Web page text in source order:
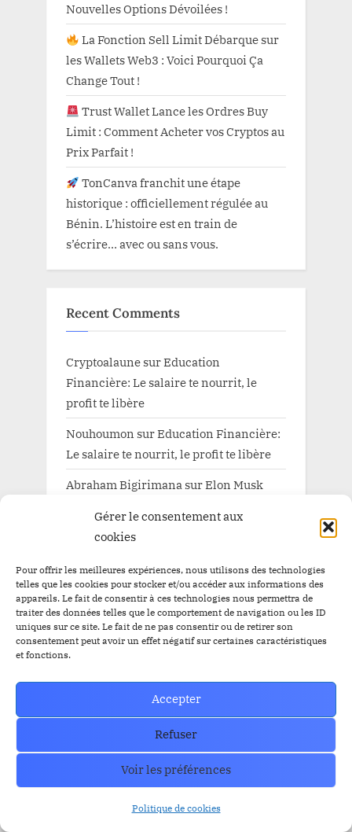
Gérer le consentement aux
cookies
Pour offrir les meilleures expériences, nous utilisons des technologies
telles que les cookies pour stocker et/ou accéder aux informations des
appareils. Le fait de consentir à ces technologies nous permettra de
traiter des données telles que le comportement de navigation ou les ID
uniques sur ce site. Le fait de ne pas consentir ou de retirer son
consentement peut avoir un effet négatif sur certaines caractéristiques
et fonctions.
Accepter
Refuser
Voir les préférences
Politique de cookies
Nouvelles Options Dévoilées !
La Fonction Sell Limit Débarque sur
les Wallets Web3 : Voici Pourquoi Ça
Change Tout !
Trust Wallet Lance les Ordres Buy
Limit : Comment Acheter vos Cryptos au
Prix Parfait !
TonCanva franchit une étape
historique : officiellement régulée au
Bénin. L’histoire est en train de
s’écrire… avec ou sans vous.
Recent Comments
Cryptoalaune surEducation
Financière: Le salaire te nourrit, le
profit te libère
Nouhoumon surEducation Financière:
Le salaire te nourrit, le profit te libère
Abraham Bigirimana surElon Musk
alors que les ETF Bitcoin enregistrent
$556 millions d’entrées nettes lundi
CryJacelpsurBTC atteint les $66,000
alors que les ETF Bitcoin enregistrent
août 2026